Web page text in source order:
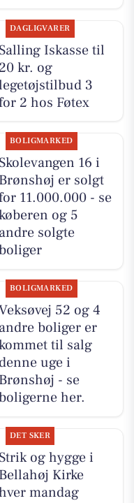
DAGLIGVARER
Salling Iskasse til
20 kr. og
3
2 hos Føtex
BOLIGMARKED
Skolevangen 16 i
Brønshøj er solgt
11.000.000 - se
og 5
andre solgte
BOLIGMARKED
52 og 4
andre boliger er
til salg
denne uge i
Brønshøj - se
her.
DET SKER
Strik og hygge i
Bellahøj Kirke
mandag